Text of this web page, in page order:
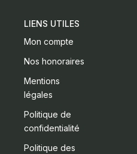
LIENS UTILES
Mon compte
Nos honoraires
Mentions
légales
Politique de
confidentialité
Politique des